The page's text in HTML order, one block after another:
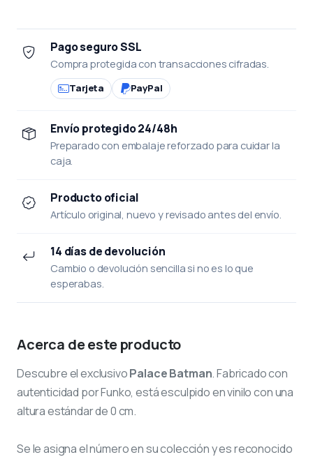
Pago seguro SSL
Compra protegida con transacciones cifradas.
Tarjeta PayPal
Envío protegido 24/48h
Preparado con embalaje reforzado para cuidar la
caja.
Producto oficial
Artículo original, nuevo y revisado antes del envío.
14 días de devolución
Cambio o devolución sencilla si no es lo que
esperabas.
Acerca de este producto
Descubre el exclusivoPalace Batman. Fabricado con
autenticidad por Funko, está esculpido en vinilo con una
altura estándar de 0 cm.
Se le asigna el númeroen su colección y es reconocido